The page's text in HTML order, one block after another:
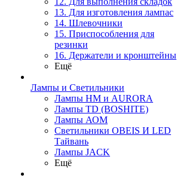
13. Для изготовления лампас
14. Шлевочники
15. Приспособления для
резинки
16. Держатели и кронштейны
Ещё
Лампы и Светильники
Лампы HM и AURORA
Лампы TD (BOSHITE)
Лампы АОМ
Светильники OBEIS И LED
Тайвань
Лампы JACK
Ещё